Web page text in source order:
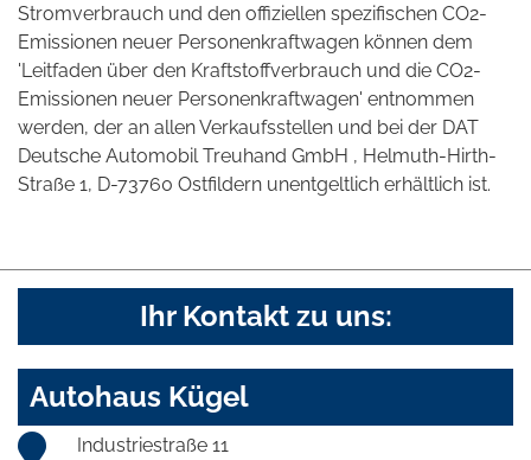
Stromverbrauch und den offiziellen spezifischen CO2-
Emissionen neuer Personenkraftwagen können dem
'Leitfaden über den Kraftstoffverbrauch und die CO2-
Emissionen neuer Personenkraftwagen' entnommen
werden, der an allen Verkaufsstellen und bei der DAT
Deutsche Automobil Treuhand GmbH , Helmuth-Hirth-
Straße 1, D-73760 Ostfildern unentgeltlich erhältlich ist.
Ihr Kontakt zu uns:
Autohaus Kügel
Industriestraße 11